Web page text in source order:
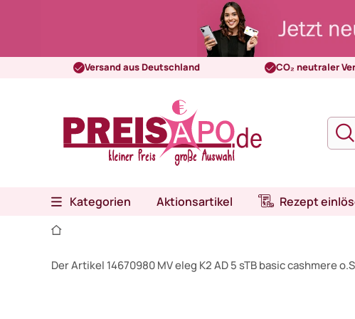
Versand aus Deutschland CO₂ neutraler
Kategorien Aktionsartikel Rezept
Der Artikel 14670980 MV eleg K2 AD 5 sTB basic cashmere